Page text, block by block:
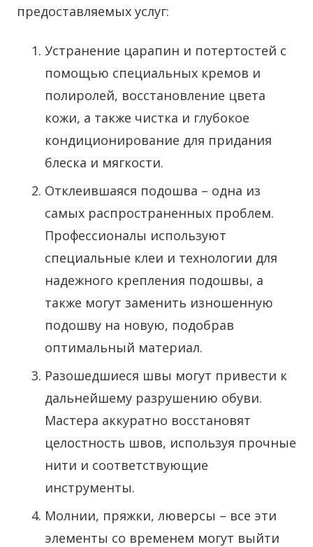
предоставляемых услуг:
Устранение царапин и потертостей с
помощью специальных кремов и
полиролей, восстановление цвета
кожи, а также чистка и глубокое
кондиционирование для придания
блеска и мягкости.
Отклеившаяся подошва – одна из
самых распространенных проблем.
Профессионалы используют
специальные клеи и технологии для
надежного крепления подошвы, а
также могут заменить изношенную
подошву на новую, подобрав
оптимальный материал.
Разошедшиеся швы могут привести к
дальнейшему разрушению обуви.
Мастера аккуратно восстановят
целостность швов, используя прочные
нити и соответствующие
инструменты.
Молнии, пряжки, люверсы – все эти
элементы со временем могут выйти